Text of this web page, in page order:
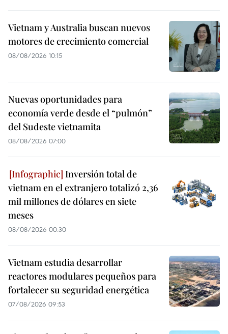
Vietnam y Australia buscan nuevos
motores de crecimiento comercial
08/08/2026 10:15
Nuevas oportunidades para
economía verde desde el “pulmón”
del Sudeste vietnamita
08/08/2026 07:00
Inversión total de
vietnam en el extranjero totalizó 2,36
mil millones de dólares en siete
meses
08/08/2026 00:30
Vietnam estudia desarrollar
reactores modulares pequeños para
fortalecer su seguridad energética
07/08/2026 09:53